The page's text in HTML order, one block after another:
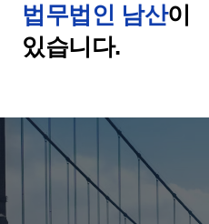
법무법인 남산이
있습니다.